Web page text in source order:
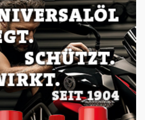
Plattformen anzeigen zu
von diesen externen
gesetzt.